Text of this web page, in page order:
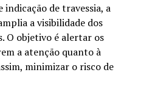
indicação de travessia, a
a visibilidade dos
O objetivo é alertar os
a atenção quanto à
minimizar o risco de